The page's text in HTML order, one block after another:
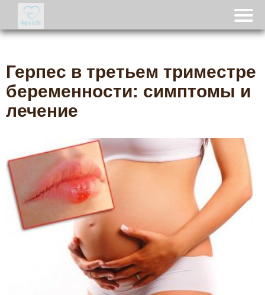
Герпес в третьем триместре
беременности: симптомы и
лечение